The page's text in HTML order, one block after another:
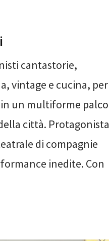
cantastorie,
vintage e cucina, per
un multiforme palco
città. Protagonista
di compagnie
inedite. Con